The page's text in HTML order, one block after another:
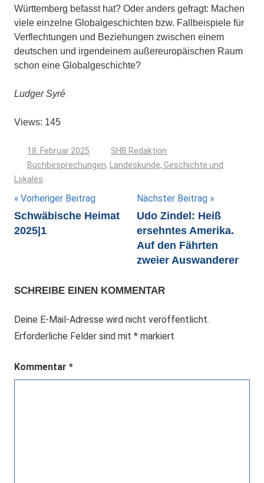
Württemberg befasst hat? Oder anders gefragt: Machen
viele einzelne Globalgeschichten bzw. Fallbeispiele für
Verflechtungen und Beziehungen zwischen einem
deutschen und irgendeinem außereuropäischen Raum
schon eine Globalgeschichte?
Ludger Syré
Views: 145
18. Februar 2025
SHB Redaktion
Buchbesprechungen,
Landeskunde, Geschichte und
Lokales
Beitragsnavigation
Vorheriger Beitrag
Schwäbische Heimat
2025|1
Nächster Beitrag
Udo Zindel: Heiß
ersehntes Amerika.
Auf den Fährten
zweier Auswanderer
SCHREIBE EINEN KOMMENTAR
Deine E-Mail-Adresse wird nicht veröffentlicht.
Erforderliche Felder sind mit * markiert
Kommentar *